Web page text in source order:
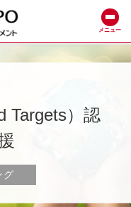
メニュー
Targets）認
グ